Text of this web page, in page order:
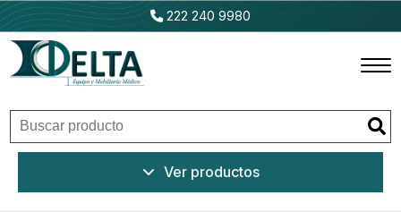
222 240 9980
Inicio
Ver productos